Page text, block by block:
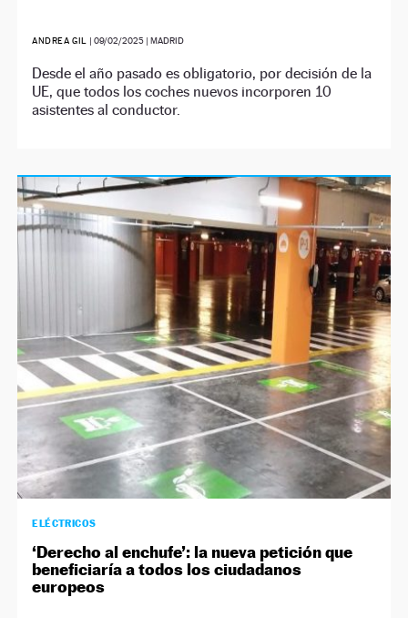
ANDREA GIL | 09/02/2025| MADRID
Desde el año pasado es obligatorio, por decisión de la
UE, que todos los coches nuevos incorporen 10
asistentes al conductor.
ELÉCTRICOS
‘Derecho al enchufe’: la nueva petición que
beneficiaría a todos los ciudadanos
europeos